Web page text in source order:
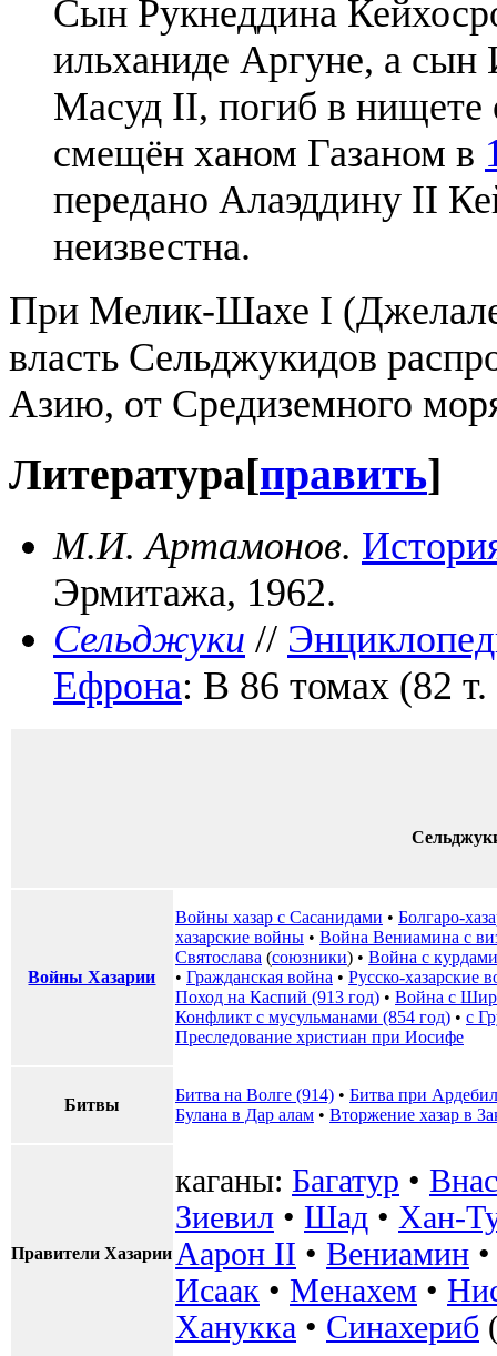
Сын Рукнеддина
ильханиде Аргуне, а сын
Масуд II, погиб в
смещён ханом Газаном в
передано Алаэддину II
неизвестна.
При Мелик-Шахе I
власть Сельджукидов
Азию, от Средиземного
Литература[править]
М.И. Артамонов.
Эрмитажа, 1962.
Сельджуки //
Ефрона: В 86 томах (82
Войны Хазарии
Войны хазар с Сасанидами • Болгаро-
хазарские войны • Война Вениамина с
Святослава (союзники) • Война с курдами
• Гражданская война • Русско-хазарские
Поход на Каспий (913 год) • Война с
Конфликт с мусульманами (854 год) • с
Преследование христиан при Иосифе
Битвы
Битва на Волге (914) • Битва при
Булана в Дар алам • Вторжение хазар в
Правители Хазарии
каганы: Багатур •
Зиевил • Шад • Хан-
Аарон II • Вениамин
Исаак • Менахем •
Ханукка • Синахериб